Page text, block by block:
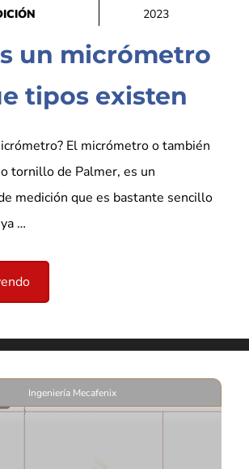
2023
un micrómetro
tipos existen
El micrómetro o también
tornillo de Palmer, es un
medición que es bastante sencillo
…
Ingeniería Mecafenix